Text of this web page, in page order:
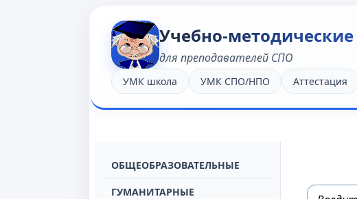
Учебно-
для преподавателей СПО
УМК школа УМК СПО/НПО Аттестация
OБЩЕОБРАЗОВАТЕЛЬНЫЕ
ГУМАНИТАРНЫЕ